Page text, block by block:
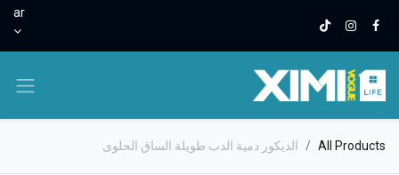
ar
All Products الديكور دمية الدب طويلة الساق الحلوى